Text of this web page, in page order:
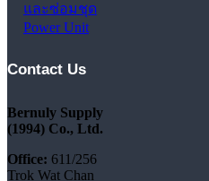
และซ่อมชุด
Power Unit
Contact Us
Bernuly Supply
(1994) Co., Ltd.
Office: 611/256
Trok Wat Chan